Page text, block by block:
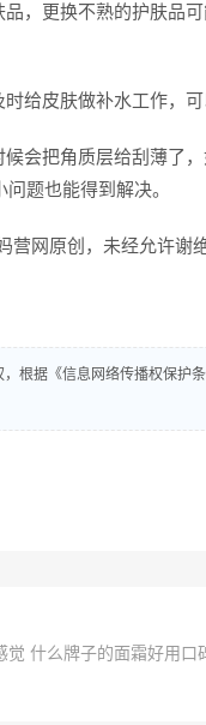
，更换不熟的护肤品
给皮肤做补水工作，
会把角质层给刮薄了
题也能得到解决。
营网原创，未经允许谢
根据《信息网络传播权保护
觉 什么牌子的面霜好用口